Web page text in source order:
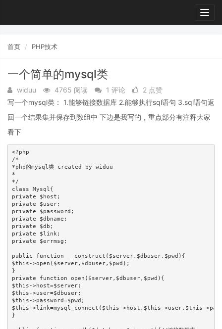
首页 PHP技术
一个简单的mysql类
widuu 4765 阅读 1 评论
2 点赞
写一个mysql类： 1.能够链接数据库 2.能够执行sql语句 3.sql语句返
回一个结果集并保存到数组中 下边是我写的，重点部分有注释大家
看下
<?php
/*
*php的mysql类 created by widuu
*
*/
class Mysql{
private $host;
private $user;
private $password;
private $dbname;
private $db;
private $link;
private $errmsg;
public function __construct($server,$dbuser,$pwd){
$this->open($server,$dbuser,$pwd);
}
private function open($server,$dbuser,$pwd){
$this->host=$server;
$this->user=$dbuser;
$this->password=$pwd;
$this->link=mysql_connect($this->host,$this->user,$this-
}